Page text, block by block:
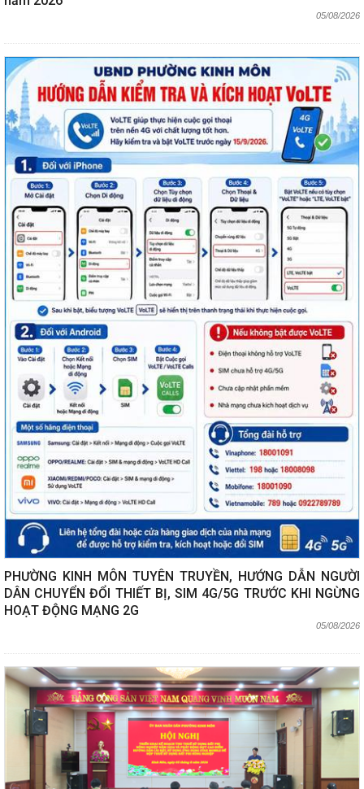
05/08/2026
PHƯỜNG KINH MÔN TUYÊN TRUYỀN, HƯỚNG DẪN NGƯỜI
DÂN CHUYỂN ĐỔI THIẾT BỊ, SIM 4G/5G TRƯỚC KHI NGỪNG
HOẠT ĐỘNG MẠNG 2G
05/08/2026